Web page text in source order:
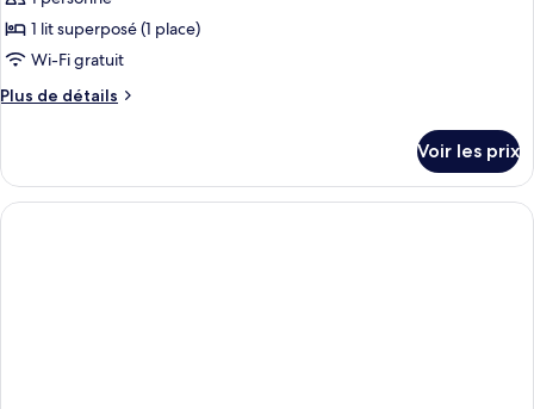
1 lit superposé (1 place)
Wi-Fi gratuit
Plus de détails
Plus
le
type
de
Voir les prix